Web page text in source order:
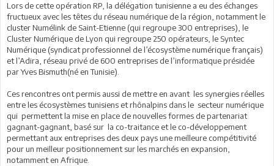
Lors de cette opération RP, la délégation tunisienne a eu des échanges
fructueux avec les têtes du réseau numérique de la région, notamment le
cluster Numélink de Saint-Etienne (qui regroupe 300 entreprises), le
Cluster Numérique de Lyon qui regroupe 250 opérateurs, le Syntec
Numérique (syndicat professionnel de l’écosystème numérique français)
et l’Adira, réseau privé de 600 entreprises de l’informatique présidée
par Yves Bismuth(né en Tunisie).
Ces rencontres ont permis aussi de mettre en avant les synergies réelles
entre les écosystèmes tunisiens et rhônalpins dans le secteur numérique
qui permettent la mise en place de nouvelles formes de partenariat
gagnant-gagnant, basé sur la co-traitance et le co-développement
permettant aux entreprises des deux pays une meilleure compétitivité
pour un meilleur positionnement sur les marchés en expansion,
notamment en Afrique.